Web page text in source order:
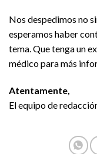
Nos despedimos no
esperamos haber
tema. Que tenga un
médico para más
Atentamente,
El equipo de